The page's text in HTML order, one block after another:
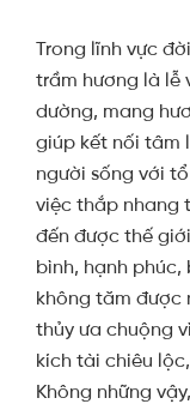
Trong lĩnh vực
trầm hương là lễ
dường, mang
giúp kết nối tâm
người sống với
việc thắp nhang
đến được thế
bình, hạnh phúc,
không tăm được
thủy ưa chuộng
kích tài chiêu
Không những